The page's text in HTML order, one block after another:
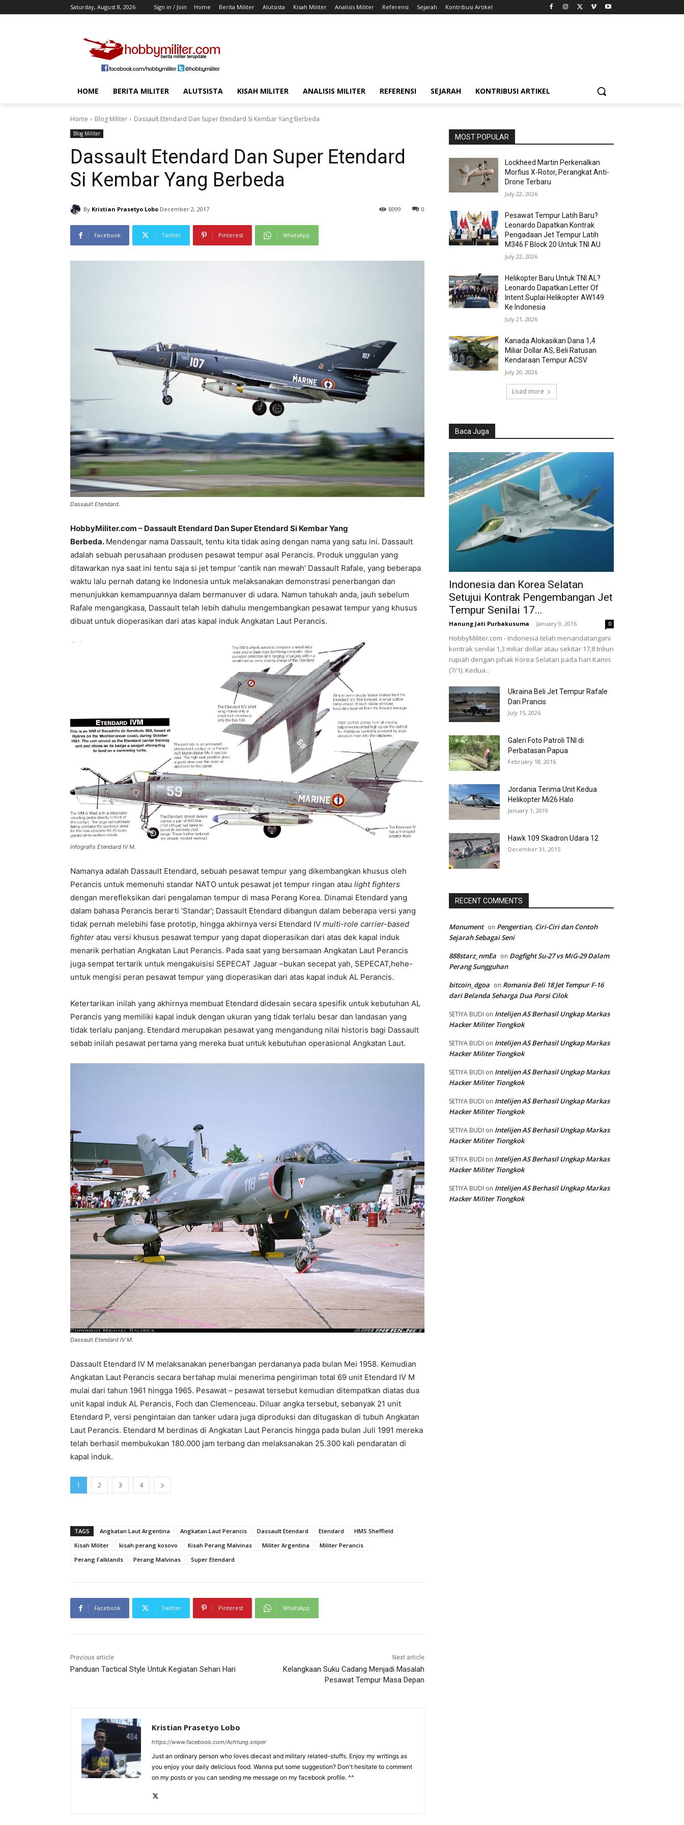
Saturday, August 8, 2026 Sign in / Join Home Berita Militer Alutsista Kisah Militer Analisis Militer Referensi Sejarah Kontribusi Artikel
HOME BERITA MILITER ALUTSISTA KISAH MILITER ANALISIS MILITER REFERENSI SEJARAH KONTRIBUSI ARTIKEL
Home Blog Militer Dassault Etendard Dan Super Etendard Si Kembar Yang Berbeda
Blog Militer
Dassault Etendard Dan Super Etendard
Si Kembar Yang Berbeda
By Kristian Prasetyo Lobo December 2, 2017 0
8099
Facebook Twitter Pinterest WhatsApp
Dassault Etendard.
HobbyMiliter.com – Dassault Etendard Dan Super Etendard Si Kembar Yang
Berbeda. Mendengar nama Dassault, tentu kita tidak asing dengan nama yang satu ini. Dassault
adalah sebuah perusahaan produsen pesawat tempur asal Perancis. Produk unggulan yang
ditawarkan nya saat ini tentu saja si jet tempur ‘cantik nan mewah’ Dassault Rafale, yang beberapa
waktu lalu pernah datang ke Indonesia untuk melaksanakan demonstrasi penerbangan dan
menunjukkan kemampuannya dalam bermanuver di udara. Namun tahukah anda, jauh sebelum
Rafale mengangkasa, Dassault telah lebih dahulu mengembangkan pesawat tempur yang khusus
dibuat untuk dioperasikan dari atas kapal induk Angkatan Laut Perancis.
Infografis Etendard IV M.
Namanya adalah Dassault Etendard, sebuah pesawat tempur yang dikembangkan khusus oleh
Perancis untuk memenuhi standar NATO untuk pesawat jet tempur ringan atau light fighters
dengan merefleksikan dari pengalaman tempur di masa Perang Korea. Dinamai Etendard yang
dalam bahasa Perancis berarti ‘Standar’; Dassault Etendard dibangun dalam beberapa versi yang
tidak pernah melebihi fase prototip, hingga akhirnya versi Etendard IV multi-role carrier-based
fighter atau versi khusus pesawat tempur yang dapat dioperasikan dari atas dek kapal induk
menarik perhatian Angkatan Laut Perancis. Pada saat yang bersamaan Angkatan Laut Perancis
juga sempat tertarik untuk mengakuisisi SEPECAT Jaguar –bukan secepat yah, SEPECAT,hehe-
untuk mengisi peran pesawat tempur yang dioperasikan dari atas kapal induk AL Perancis.
Ketertarikan inilah yang akhirnya membuat Etendard didesain secara spesifik untuk kebutuhan AL
Perancis yang memiliki kapal induk dengan ukuran yang tidak terlalu besar dan landasan yang
tidak terlalu panjang. Etendard merupakan pesawat yang mengandung nilai historis bagi Dassault
sebab inilah pesawat pertama yang mereka buat untuk kebutuhan operasional Angkatan Laut.
Dassault Etendard IV M.
Dassault Etendard IV M melaksanakan penerbangan perdananya pada bulan Mei 1958. Kemudian
Angkatan Laut Perancis secara bertahap mulai menerima pengiriman total 69 unit Etendard IV M
mulai dari tahun 1961 hingga 1965. Pesawat – pesawat tersebut kemudian ditempatkan diatas dua
unit kapal induk AL Perancis, Foch dan Clemenceau. Diluar angka tersebut, sebanyak 21 unit
Etendard P, versi pengintaian dan tanker udara juga diproduksi dan ditugaskan di tubuh Angkatan
Laut Perancis. Etendard M berdinas di Angkatan Laut Perancis hingga pada bulan Juli 1991 mereka
telah berhasil membukukan 180.000 jam terbang dan melaksanakan 25.300 kali pendaratan di
kapal induk.
1 2 3 4
TAGS Angkatan Laut Argentina Angkatan Laut Perancis Dassault Etendard Etendard
HMS Sheffield
Kisah Militer
kisah perang kosovo Kisah Perang Malvinas Militer Argentina
Militer Perancis
Perang Falklands
Perang Malvinas Super Etendard
Facebook Twitter Pinterest WhatsApp
Previous article
Panduan Tactical Style Untuk Kegiatan Sehari Hari
Next article
Kelangkaan Suku Cadang Menjadi Masalah
Pesawat Tempur Masa Depan
Kristian Prasetyo Lobo
https://www.facebook.com/Achtung.sniper
Just an ordinary person who loves diecast and military related-stuffs. Enjoy my writings as
you enjoy your daily delicious food. Wanna put some suggestion? Don't hesitate to comment
on my posts or you can sending me message on my facebook profile. ^^
MOST POPULAR
Lockheed Martin Perkenalkan
Morfius X-Rotor, Perangkat Anti-
Drone Terbaru
July 22, 2026
Pesawat Tempur Latih Baru?
Leonardo Dapatkan Kontrak
Pengadaan Jet Tempur Latih
M346 F Block 20 Untuk TNI AU
July 22, 2026
Helikopter Baru Untuk TNI AL?
Leonardo Dapatkan Letter Of
Intent Suplai Helikopter AW149
Ke Indonesia
July 21, 2026
Kanada Alokasikan Dana 1,4
Miliar Dollar AS, Beli Ratusan
Kendaraan Tempur ACSV
July 20, 2026
Load more
Baca Juga
Indonesia dan Korea Selatan
Setujui Kontrak Pengembangan Jet
Tempur Senilai 17...
Hanung Jati Purbakusuma - January 9, 2016 0
HobbyMiliter.com - Indonesia telah menandatangani
kontrak senilai 1,3 miliar dollar atau sekitar 17,8 triliun
rupiah dengan pihak Korea Selatan pada hari Kamis
(7/1). Kedua...
Ukraina Beli Jet Tempur Rafale
Dari Prancis
July 15, 2026
Galeri Foto Patroli TNI di
Perbatasan Papua
February 18, 2016
Jordania Terima Unit Kedua
Helikopter Mi26 Halo
January 1, 2019
Hawk 109 Skadron Udara 12
December 31, 2015
RECENT COMMENTS
Monument on Pengertian, Ciri-Ciri dan Contoh
Sejarah Sebagai Seni
888starz_nmEa on Dogfight Su-27 vs MiG-29 Dalam
Perang Sungguhan
bitcoin_dgoa on Romania Beli 18 Jet Tempur F-16
dari Belanda Seharga Dua Porsi Cilok
SETIYA BUDI on Intelijen AS Berhasil Ungkap Markas
Hacker Militer Tiongkok
SETIYA BUDI on Intelijen AS Berhasil Ungkap Markas
Hacker Militer Tiongkok
SETIYA BUDI on Intelijen AS Berhasil Ungkap Markas
Hacker Militer Tiongkok
SETIYA BUDI on Intelijen AS Berhasil Ungkap Markas
Hacker Militer Tiongkok
SETIYA BUDI on Intelijen AS Berhasil Ungkap Markas
Hacker Militer Tiongkok
SETIYA BUDI on Intelijen AS Berhasil Ungkap Markas
Hacker Militer Tiongkok
SETIYA BUDI on Intelijen AS Berhasil Ungkap Markas
Hacker Militer Tiongkok